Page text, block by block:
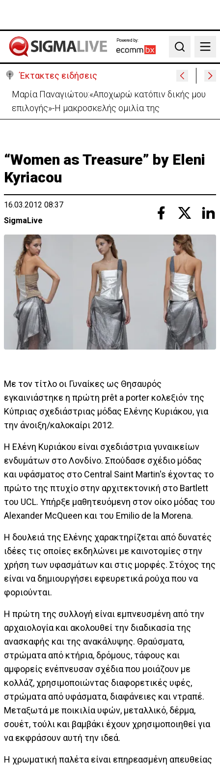
Powered by:
Search
Έκτακτες ειδήσεις
Μαρία Παναγιώτου:«Αποχωρώ κατόπιν δικής μου
επιλογής»-Η μακροσκελής ομιλία της
“Women as Treasure” by Eleni
Kyriacou
16.03.2012 08:37
SigmaLive
Με τον τίτλο οι Γυναίκες ως Θησαυρός
εγκαινιάστηκε η πρώτη prêt a porter κολεξιόν της
Κύπριας σχεδιάστριας μόδας Ελένης Κυριάκου, για
την άνοιξη/καλοκαίρι 2012.
Η Ελένη Κυριάκου είναι σχεδιάστρια γυναικείων
ενδυμάτων στο Λονδίνο. Σπούδασε σχέδιο μόδας
και υφάσματος στο Central Saint Martin's έχοντας το
πρώτο της πτυχίο στην αρχιτεκτονική στο Bartlett
του UCL. Υπήρξε μαθητευόμενη στον οίκο μόδας του
Alexander McQueen και του Emilio de la Morena.
Η δουλειά της Ελένης χαρακτηρίζεται από δυνατές
ιδέες τις οποίες εκδηλώνει με καινοτομίες στην
χρήση των υφασμάτων και στις μορφές. Στόχος της
είναι να δημιουργήσει εφευρετικά ρούχα που να
φοριούνται.
Η πρώτη της συλλογή είναι εμπνευσμένη από την
αρχαιολογία και ακολουθεί την διαδικασία της
ανασκαφής και της ανακάλυψης. Θραύσματα,
στρώματα από κτήρια, δρόμους, τάφους και
αμφορείς ενέπνευσαν σχέδια που μοιάζουν με
κολλάζ, χρησιμοποιώντας διαφορετικές υφές,
στρώματα από υφάσματα, διαφάνειες και ντραπέ.
Μεταξωτά με ποικιλία υφών, μεταλλικό, δέρμα,
σουέτ, τούλι και βαμβάκι έχουν χρησιμοποιηθεί για
να εκφράσουν αυτή την ιδεά.
Η χρωματική παλέτα είναι επηρεασμένη απευθείας